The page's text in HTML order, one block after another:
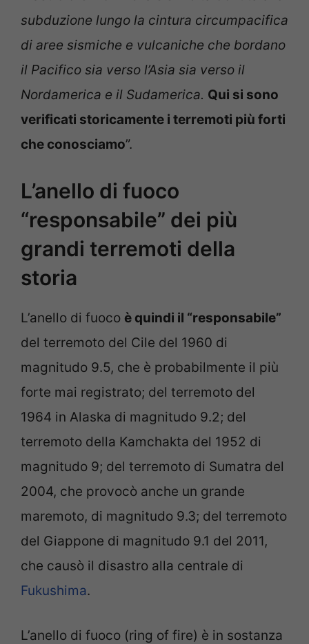
subduzione lungo la cintura circumpacifica
di aree sismiche e vulcaniche che bordano
il Pacifico sia verso l’Asia sia verso il
Nordamerica e il Sudamerica. Qui si sono
verificati storicamente i terremoti più forti
che conosciamo”.
L’anello di fuoco
“responsabile” dei più
grandi terremoti della
storia
L’anello di fuoco è quindi il “responsabile”
del terremoto del Cile del 1960 di
magnitudo 9.5, che è probabilmente il più
forte mai registrato; del terremoto del
1964 in Alaska di magnitudo 9.2; del
terremoto della Kamchakta del 1952 di
magnitudo 9; del terremoto di Sumatra del
2004, che provocò anche un grande
maremoto, di magnitudo 9.3; del terremoto
del Giappone di magnitudo 9.1 del 2011,
che causò il disastro alla centrale di
Fukushima.
L’anello di fuoco (ring of fire) è in sostanza